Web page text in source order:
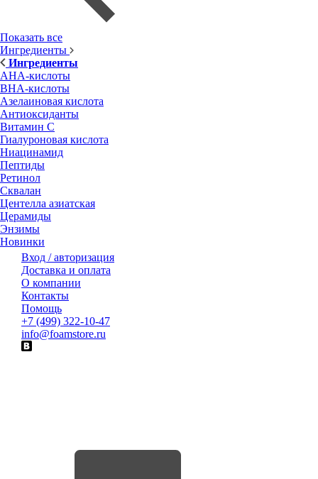
Показать все
Ингредиенты
Ингредиенты
AHA-кислоты
BHA-кислоты
Азелаиновая кислота
Антиоксиданты
Витамин С
Гиалуроновая кислота
Ниацинамид
Пептиды
Ретинол
Сквалан
Центелла азиатская
Церамиды
Энзимы
Новинки
Вход / авторизация
Доставка и оплата
О компании
Контакты
Помощь
+7 (499) 322-10-47
info@foamstore.ru